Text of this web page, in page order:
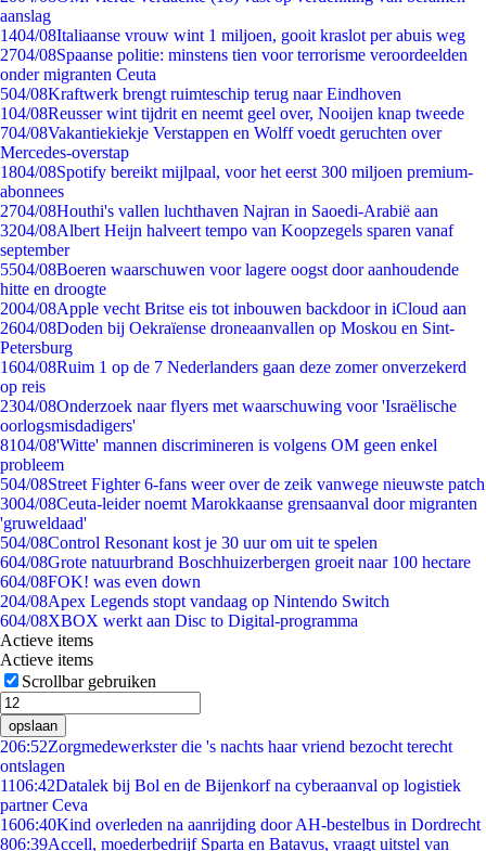
aanslag
1404/08Italiaanse vrouw wint 1 miljoen, gooit kraslot per abuis weg
2704/08Spaanse politie: minstens tien voor terrorisme veroordeelden
onder migranten Ceuta
504/08Kraftwerk brengt ruimteschip terug naar Eindhoven
104/08Reusser wint tijdrit en neemt geel over, Nooijen knap tweede
704/08Vakantiekiekje Verstappen en Wolff voedt geruchten over
Mercedes-overstap
1804/08Spotify bereikt mijlpaal, voor het eerst 300 miljoen premium-
abonnees
2704/08Houthi's vallen luchthaven Najran in Saoedi-Arabië aan
3204/08Albert Heijn halveert tempo van Koopzegels sparen vanaf
september
5504/08Boeren waarschuwen voor lagere oogst door aanhoudende
hitte en droogte
2004/08Apple vecht Britse eis tot inbouwen backdoor in iCloud aan
2604/08Doden bij Oekraïense droneaanvallen op Moskou en Sint-
Petersburg
1604/08Ruim 1 op de 7 Nederlanders gaan deze zomer onverzekerd
op reis
2304/08Onderzoek naar flyers met waarschuwing voor 'Israëlische
oorlogsmisdadigers'
8104/08'Witte' mannen discrimineren is volgens OM geen enkel
probleem
504/08Street Fighter 6-fans weer over de zeik vanwege nieuwste patch
3004/08Ceuta-leider noemt Marokkaanse grensaanval door migranten
'gruweldaad'
504/08Control Resonant kost je 30 uur om uit te spelen
604/08Grote natuurbrand Boschhuizerbergen groeit naar 100 hectare
604/08FOK! was even down
204/08Apex Legends stopt vandaag op Nintendo Switch
604/08XBOX werkt aan Disc to Digital-programma
Actieve items
Actieve items
Scrollbar gebruiken
opslaan
206:52Zorgmedewerkster die 's nachts haar vriend bezocht terecht
ontslagen
1106:42Datalek bij Bol en de Bijenkorf na cyberaanval op logistiek
partner Ceva
1606:40Kind overleden na aanrijding door AH-bestelbus in Dordrecht
806:39Accell, moederbedrijf Sparta en Batavus, vraagt uitstel van